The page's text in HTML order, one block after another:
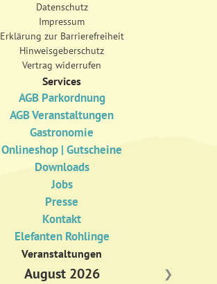
Datenschutz
Impressum
Erklärung zur Barrierefreiheit
Hinweisgeberschutz
Vertrag widerrufen
Services
AGB Parkordnung
AGB Veranstaltungen
Gastronomie
Onlineshop | Gutscheine
Downloads
Jobs
Presse
Kontakt
Elefanten Rohlinge
Veranstaltungen
August 2026 ❯